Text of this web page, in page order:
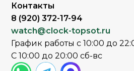
ЦИФЕРБЛАТ
РЕМЕНЬ
Стальной
браслет
Контакты
8 (920) 372-17-94
watch@clock-topsot.ru
График работы с 10:00 до
С 10:00 до 20:00 сб-вс